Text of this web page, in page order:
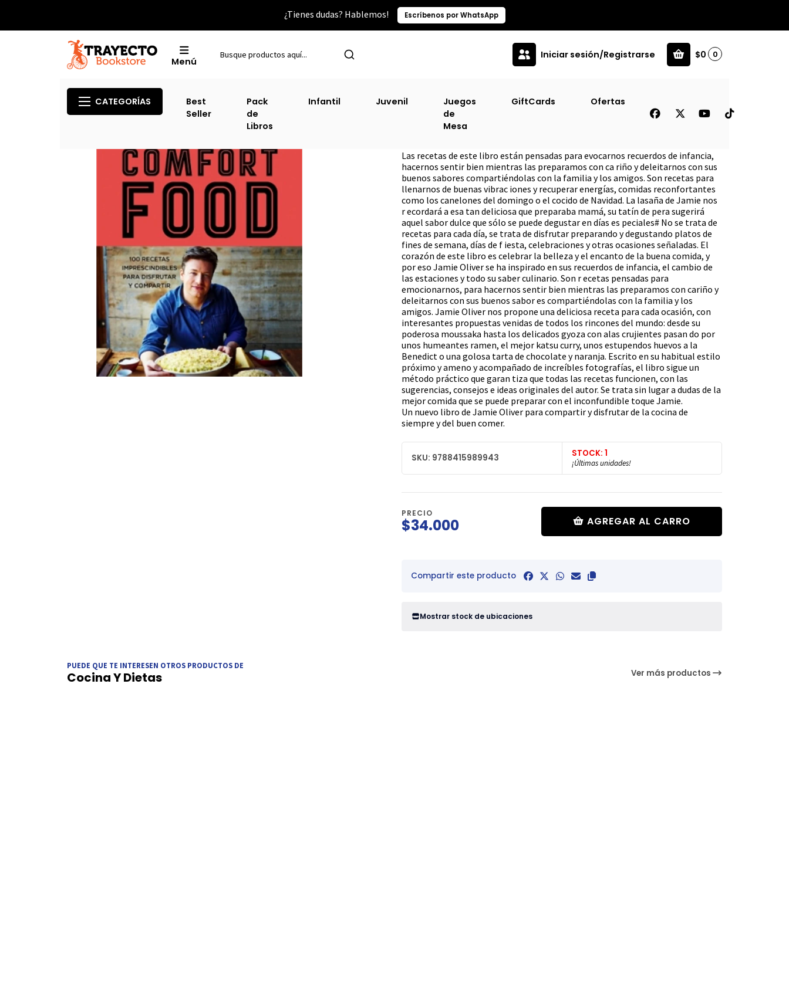
¿Tienes dudas? Hablemos! Escríbenos por WhatsApp
Menú
Iniciar sesión/Registrarse $0 0
CATEGORÍAS
Best
Seller
Pack
de
Libros
Infantil Juvenil
Juegos
de
Mesa
GiftCards Ofertas
Comfort Food [Coc]
Las recetas de este libro están pensadas para evocarnos recuerdos de infancia,
hacernos sentir bien mientras las preparamos con ca riño y deleitarnos con sus
buenos sabores compartiéndolas con la familia y los amigos. Son recetas para
llenarnos de buenas vibrac iones y recuperar energías, comidas reconfortantes
como los canelones del domingo o el cocido de Navidad. La lasaña de Jamie nos
r ecordará a esa tan deliciosa que preparaba mamá, su tatín de pera sugerirá
aquel sabor dulce que sólo se puede degustar en días es peciales# No se trata de
recetas para cada día, se trata de disfrutar preparando y degustando platos de
fines de semana, días de f iesta, celebraciones y otras ocasiones señaladas. El
corazón de este libro es celebrar la belleza y el encanto de la buena comida, y
por eso Jamie Oliver se ha inspirado en sus recuerdos de infancia, el cambio de
las estaciones y todo su saber culinario. Son r ecetas pensadas para
emocionarnos, para hacernos sentir bien mientras las preparamos con cariño y
deleitarnos con sus buenos sabor es compartiéndolas con la familia y los
amigos. Jamie Oliver nos propone una deliciosa receta para cada ocasión, con
interesantes propuestas venidas de todos los rincones del mundo: desde su
poderosa moussaka hasta los delicados gyoza con alas crujientes pasan do por
unos humeantes ramen, el mejor katsu curry, unos estupendos huevos a la
Benedict o una golosa tarta de chocolate y naranja. Escrito en su habitual estilo
próximo y ameno y acompañado de increíbles fotografías, el libro sigue un
método práctico que garan tiza que todas las recetas funcionen, con las
sugerencias, consejos e ideas originales del autor. Se trata sin lugar a dudas de la
mejor comida que se puede preparar con el inconfundible toque Jamie.
Un nuevo libro de Jamie Oliver para compartir y disfrutar de la cocina de
siempre y del buen comer.
SKU: 9788415989943 STOCK: 1
¡Últimas unidades!
PRECIO
$34.000 AGREGAR AL CARRO
Compartir este producto
Mostrar stock de ubicaciones
PUEDE QUE TE INTERESEN OTROS PRODUCTOS DE
Cocina Y Dietas Ver más productos